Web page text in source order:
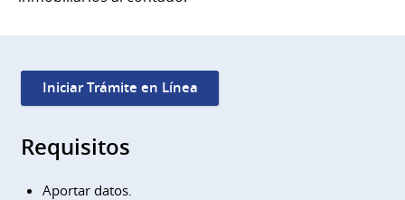
Iniciar Trámite en Línea
Requisitos
Aportar datos.